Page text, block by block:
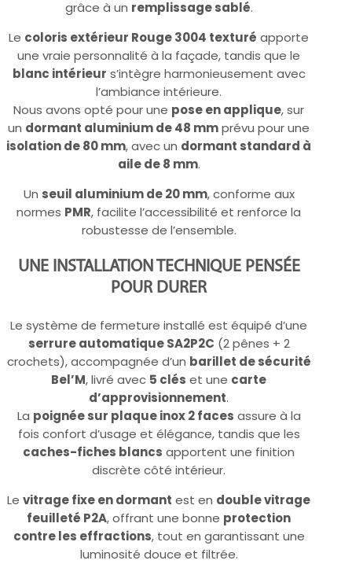
grâce à un remplissage sablé.
Le coloris extérieur Rouge 3004 texturé apporte
une vraie personnalité à la façade, tandis que le
blanc intérieur s’intègre harmonieusement avec
l’ambiance intérieure.
Nous avons opté pour une pose en applique, sur
un dormant aluminium de 48 mmprévu pour une
isolation de 80 mm, avec un dormant standard à
aile de 8 mm.
Un seuil aluminium de 20 mm, conforme aux
normes PMR, facilite l’accessibilité et renforce la
robustesse de l’ensemble.
UNE INSTALLATION TECHNIQUE PENSÉE
POUR DURER
Le système de fermeture installé est équipé d’une
serrure automatique SA2P2C (2 pênes + 2
crochets), accompagnée d’un barillet de sécurité
Bel’M, livré avec 5 clés et une carte
d’approvisionnement.
La poignée sur plaque inox 2 faces assure à la
fois confort d’usage et élégance, tandis que les
caches-fiches blancs apportent une finition
discrète côté intérieur.
Levitrage fixe en dormant est en double vitrage
feuilleté P2A, offrant une bonne protection
contre les effractions, tout en garantissant une
luminosité douce et filtrée.